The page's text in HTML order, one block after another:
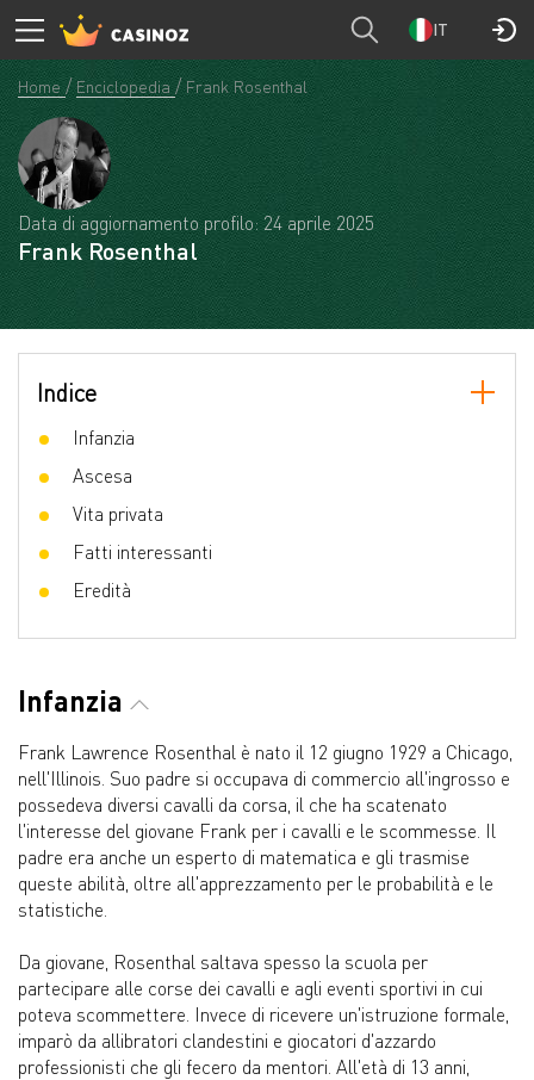
IT
Home Enciclopedia Frank Rosenthal
Data di aggiornamento profilo: 24 aprile 2025
Frank Rosenthal
Indice
Infanzia
Ascesa
Vita privata
Fatti interessanti
Eredità
Infanzia
Frank Lawrence Rosenthal è nato il 12 giugno 1929 a Chicago,
nell'Illinois. Suo padre si occupava di commercio all'ingrosso e
possedeva diversi cavalli da corsa, il che ha scatenato
l'interesse del giovane Frank per i cavalli e le scommesse. Il
padre era anche un esperto di matematica e gli trasmise
queste abilità, oltre all'apprezzamento per le probabilità e le
statistiche.
Da giovane, Rosenthal saltava spesso la scuola per
partecipare alle corse dei cavalli e agli eventi sportivi in cui
poteva scommettere. Invece di ricevere un'istruzione formale,
imparò da allibratori clandestini e giocatori d'azzardo
professionisti che gli fecero da mentori. All'età di 13 anni,